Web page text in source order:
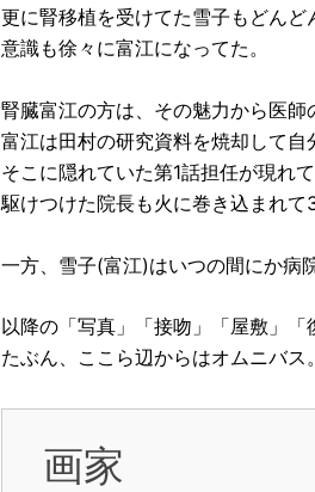
更に腎移植を受けてた雪子もどんど
意識も徐々に富江になってた。
腎臓富江の方は、その魅力から医師
富江は田村の研究資料を焼却して自
そこに隠れていた第1話担任が現れ
駆けつけた院長も火に巻き込まれて
一方、雪子(富江)はいつの間にか病
以降の「写真」「接吻」「屋敷」「
たぶん、ここら辺からはオムニバス。
画家